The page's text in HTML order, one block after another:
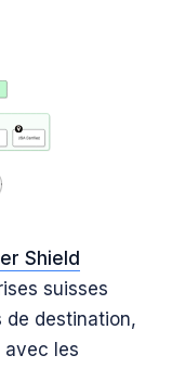
Shield
suisses
de destination,
avec les